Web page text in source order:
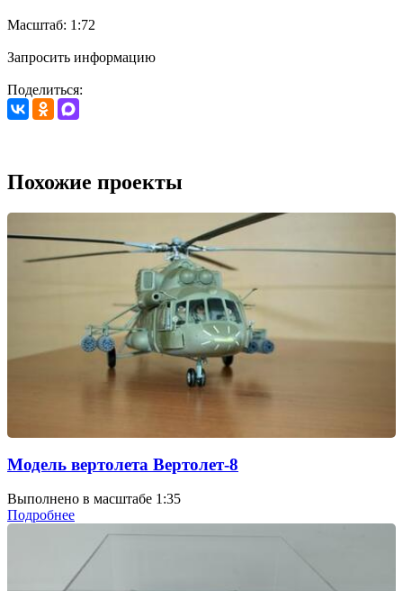
Масштаб: 1:72
Запросить информацию
Поделиться:
Похожие проекты
Модель вертолета Вертолет-8
Выполнено в масштабе 1:35
Подробнее